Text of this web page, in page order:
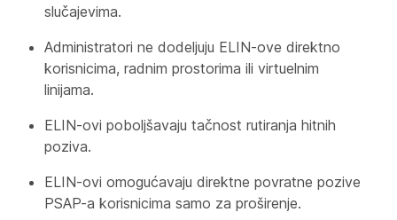
slučajevima.
Administratori ne dodeljuju ELIN-ove direktno
korisnicima, radnim prostorima ili virtuelnim
linijama.
ELIN-ovi poboljšavaju tačnost rutiranja hitnih
poziva.
ELIN-ovi omogućavaju direktne povratne pozive
PSAP-a korisnicima samo za proširenje.